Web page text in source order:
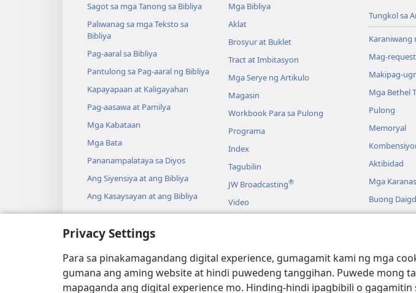
Privacy Settings
Para sa pinakamagandang digital experience, gumagamit kami ng mga
gumana ang aming website at hindi puwedeng tanggihan. Puwede mong
mapaganda ang digital experience mo. Hinding-hindi ipagbibili o
Sagot sa mga Tanong sa Bibliya
Paliwanag sa mga Teksto sa
Bibliya
Pag-aaral sa Bibliya
Pantulong sa Pag-aaral ng Bibliya
Kapayapaan at Kaligayahan
Pag-aasawa at Pamilya
Mga Kabataan
Mga Bata
Pananampalataya sa Diyos
Ang Siyensiya at ang Bibliya
Ang Kasaysayan at ang Bibliya
Mga Bibliya
Aklat
Brosyur at Buklet
Tract at Imbitasyon
Mga Serye ng Artikulo
Magasin
Workbook Para sa Pulong
Programa
Index
Tagubilin
JW Broadcasting®
Video
Pagbabasa ng Bibliya—Audio
Drama
Tungkol sa
Karaniwang
Mag-
Makipag-
Mga Bethel
Pulong
Memoryal
Aktibidad
Mga
Buong